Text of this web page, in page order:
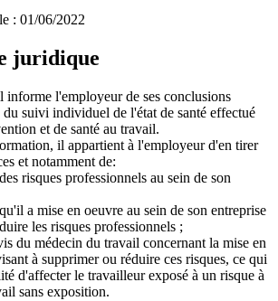
: 01/06/2022
juridique
informe l'employeur de ses conclusions
du suivi individuel de l'état de santé effectué
et de santé au travail.
il appartient à l'employeur d'en tirer
et notamment de:
risques professionnels au sein de son
a mise en oeuvre au sein de son entreprise
les risques professionnels ;
du médecin du travail concernant la mise en
à supprimer ou réduire ces risques, ce qui
d'affecter le travailleur exposé à un risque à
sans exposition.